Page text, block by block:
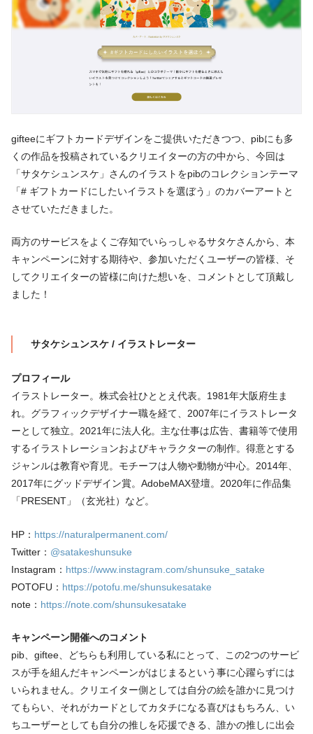
gifteeにギフトカードデザインをご提供いただきつつ、pibにも多
くの作品を投稿されているクリエイターの方の中から、今回は
「サタケシュンスケ」さんのイラストをpibのコレクションテーマ
「# ギフトカードにしたいイラストを選ぼう」のカバーアートと
させていただきました。
両方のサービスをよくご存知でいらっしゃるサタケさんから、本
キャンペーンに対する期待や、参加いただくユーザーの皆様、そ
してクリエイターの皆様に向けた想いを、コメントとして頂戴し
ました！
サタケシュンスケ / イラストレーター
プロフィール
イラストレーター。株式会社ひととえ代表。1981年大阪府生ま
れ。グラフィックデザイナー職を経て、2007年にイラストレータ
ーとして独立。2021年に法人化。主な仕事は広告、書籍等で使用
するイラストレーションおよびキャラクターの制作。得意とする
ジャンルは教育や育児。モチーフは人物や動物が中心。2014年、
2017年にグッドデザイン賞。AdobeMAX登壇。2020年に作品集
「PRESENT」（玄光社）など。
HP： https://naturalpermanent.com/
Twitter： @satakeshunsuke
Instagram： https://www.instagram.com/shunsuke_satake
POTOFU： https://potofu.me/shunsukesatake
note： https://note.com/shunsukesatake
キャンペーン開催へのコメント
pib、giftee、どちらも利用している私にとって、この2つのサービ
スが手を組んだキャンペーンがはじまるという事に心躍らずには
いられません。クリエイター側としては自分の絵を誰かに見つけ
てもらい、それがカードとしてカタチになる喜びはもちろん、い
ちユーザーとしても自分の推しを応援できる、誰かの推しに出会